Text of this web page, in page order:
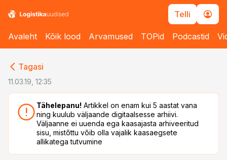
Telli
Avaleht Kõik lood Arvamused TOPid Podcastid
Tagasi
11.03.19, 12:35
Tähelepanu! Artikkel on enam kui 5 aastat vana
ning kuulub väljaande digitaalsesse arhiivi.
Väljaanne ei uuenda ega kaasajasta arhiveeritud
sisu, mistõttu võib olla vajalik kaasaegsete
allikatega tutvumine